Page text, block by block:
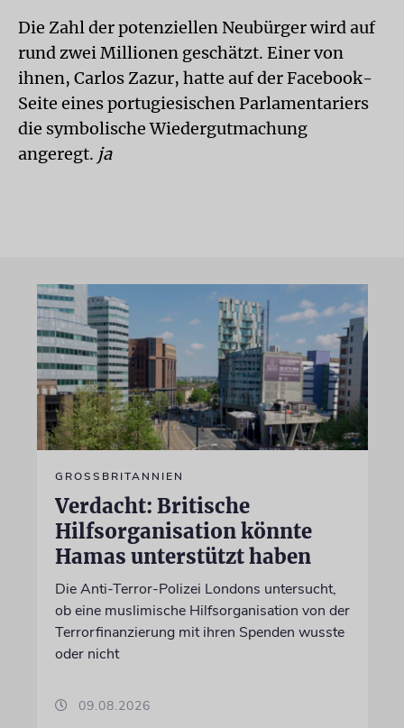
Die Zahl der potenziellen Neubürger wird auf
rund zwei Millionen geschätzt. Einer von
ihnen, Carlos Zazur, hatte auf der Facebook-
Seite eines portugiesischen Parlamentariers
die symbolische Wiedergutmachung
angeregt. ja
GROSSBRITANNIEN
Verdacht: Britische
Hilfsorganisation könnte
Hamas unterstützt haben
Die Anti-Terror-Polizei Londons untersucht,
ob eine muslimische Hilfsorganisation von der
Terrorfinanzierung mit ihren Spenden wusste
oder nicht
09.08.2026